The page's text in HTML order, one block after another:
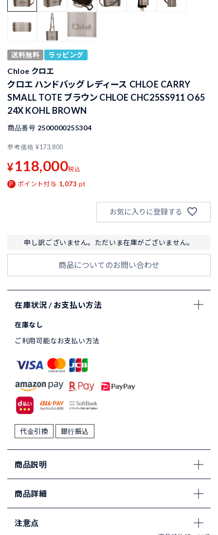
送料無料 ラッピング
Chloe クロエ
クロエ ハンドバッグ レディース CHLOE CARRY
SMALL TOTE ブラウン CHLOE CHC25SS911 O65
24X KOHL BROWN
商品番号 2500000255304
参考価格 ¥173,800
¥118,000税込
ポイント付与 1,073 pt
お気に入りに登録する
申し訳ございません。ただいま在庫がございません。
商品についてのお問い合わせ
在庫状況 / お支払い方法
在庫なし
ご利用可能なお支払い方法
代金引換 銀行振込
商品説明
商品詳細
注意点